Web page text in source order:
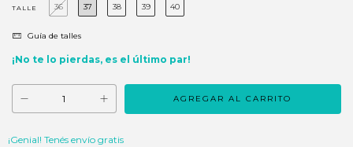
TALLE 36 37 38 39 40
Guía de talles
¡No te lo pierdas, es el último par!
¡Genial! Tenés envío gratis